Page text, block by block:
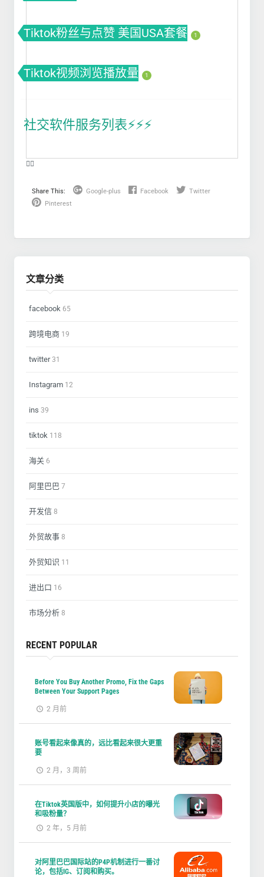
Tiktok粉丝与点赞 美国USA套餐 1
Tiktok视频浏览播放量 1
社交软件服务列表⚡️⚡️⚡️
❤️‍🔥
Share This: Google-plus Facebook
Twitter
Pinterest
文章分类
facebook 65
跨境电商 19
twitter31
Instagram 12
ins 39
tiktok 118
海关 6
阿里巴巴 7
开发信 8
外贸故事 8
外贸知识 11
进出口 16
市场分析 8
RECENT POPULAR
Before You Buy Another Promo, Fix the Gaps
Between Your Support Pages
2 月前
账号看起来像真的，远比看起来很大更重
要
2 月，3 周前
在Tiktok英国版中，如何提升小店的曝光
和吸粉量？
2 年，5 月前
对阿里巴巴国际站的P4P机制进行一番讨
论，包括IG、订阅和购买。